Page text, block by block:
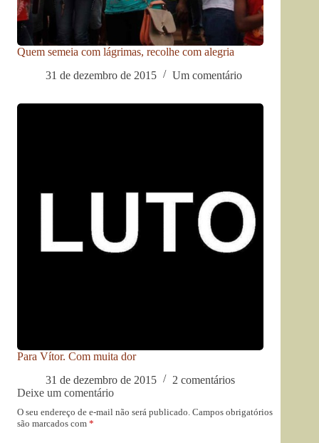
Quem semeia com lágrimas, recolhe com alegria
31 de dezembro de 2015
Um comentário
Para Vítor. Com muita dor
31 de dezembro de 2015
2 comentários
Deixe um comentário
O seu endereço de e-mail não será publicado. Campos obrigatórios
são marcados com *